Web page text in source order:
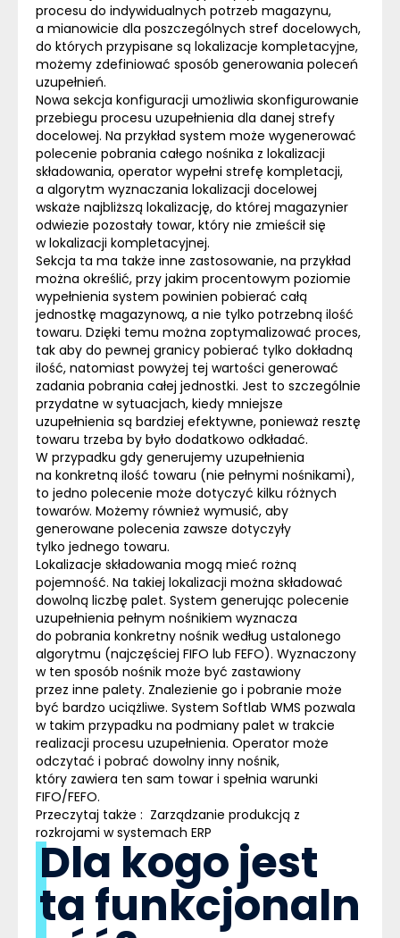
procesu do indywidualnych potrzeb magazynu,
a mianowicie dla poszczególnych stref docelowych,
do których przypisane są lokalizacje kompletacyjne,
możemy zdefiniować sposób generowania poleceń
uzupełnień.
Nowa sekcja konfiguracji umożliwia skonfigurowanie
przebiegu procesu uzupełnienia dla danej strefy
docelowej. Na przykład system może wygenerować
polecenie pobrania całego nośnika z lokalizacji
składowania, operator wypełni strefę kompletacji,
a algorytm wyznaczania lokalizacji docelowej
wskaże najbliższą lokalizację, do której magazynier
odwiezie pozostały towar, który nie zmieścił się
w lokalizacji kompletacyjnej.
Sekcja ta ma także inne zastosowanie, na przykład
można określić, przy jakim procentowym poziomie
wypełnienia system powinien pobierać całą
jednostkę magazynową, a nie tylko potrzebną ilość
towaru. Dzięki temu można zoptymalizować proces,
tak aby do pewnej granicy pobierać tylko dokładną
ilość, natomiast powyżej tej wartości generować
zadania pobrania całej jednostki. Jest to szczególnie
przydatne w sytuacjach, kiedy mniejsze
uzupełnienia są bardziej efektywne, ponieważ resztę
towaru trzeba by było dodatkowo odkładać.
W przypadku gdy generujemy uzupełnienia
na konkretną ilość towaru (nie pełnymi nośnikami),
to jedno polecenie może dotyczyć kilku różnych
towarów. Możemy również wymusić, aby
generowane polecenia zawsze dotyczyły
tylko jednego towaru.
Lokalizacje składowania mogą mieć rożną
pojemność. Na takiej lokalizacji można składować
dowolną liczbę palet. System generując polecenie
uzupełnienia pełnym nośnikiem wyznacza
do pobrania konkretny nośnik według ustalonego
algorytmu (najczęściej FIFO lub FEFO). Wyznaczony
w ten sposób nośnik może być zastawiony
przez inne palety. Znalezienie go i pobranie może
być bardzo uciążliwe. System Softlab WMS pozwala
w takim przypadku na podmiany palet w trakcie
realizacji procesu uzupełnienia. Operator może
odczytać i pobrać dowolny inny nośnik,
który zawiera ten sam towar i spełnia warunki
FIFO/FEFO.
Przeczytaj także : Zarządzanie produkcją z
rozkrojami w systemach ERP
Dla kogo jest
ta funkcjonaln